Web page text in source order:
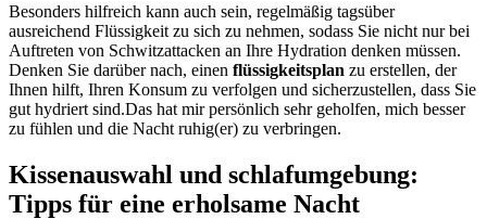
Besonders hilfreich kann auch sein, regelmäßig tagsüber
ausreichend Flüssigkeit zu‍ sich‍ zu nehmen, sodass Sie nicht nur bei
Auftreten von Schwitzattacken an Ihre Hydration denken ​müssen.‌
Denken Sie ⁢darüber nach, ‍einen‌ flüssigkeitsplan zu erstellen, der
Ihnen hilft, Ihren Konsum zu verfolgen ⁢und sicherzustellen, dass Sie
​gut hydriert sind.Das hat mir persönlich sehr geholfen, mich besser
zu fühlen ⁣und die Nacht ruhig(er) zu verbringen.
Kissenauswahl und schlafumgebung:
Tipps für eine erholsame ‌Nacht